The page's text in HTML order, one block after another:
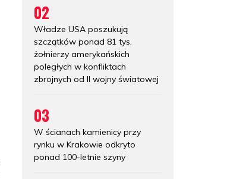
02
Władze USA poszukują
szczątków ponad 81 tys.
żołnierzy amerykańskich
poległych w konfliktach
zbrojnych od II wojny światowej
03
W ścianach kamienicy przy
rynku w Krakowie odkryto
ponad 100-letnie szyny